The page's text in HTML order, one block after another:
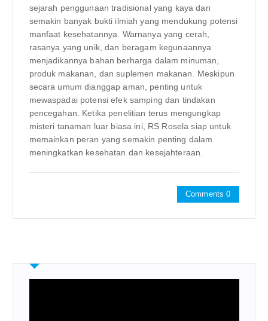
sejarah penggunaan tradisional yang kaya dan
semakin banyak bukti ilmiah yang mendukung potensi
manfaat kesehatannya. Warnanya yang cerah,
rasanya yang unik, dan beragam kegunaannya
menjadikannya bahan berharga dalam minuman,
produk makanan, dan suplemen makanan. Meskipun
secara umum dianggap aman, penting untuk
mewaspadai potensi efek samping dan tindakan
pencegahan. Ketika penelitian terus mengungkap
misteri tanaman luar biasa ini, RS Rosela siap untuk
memainkan peran yang semakin penting dalam
meningkatkan kesehatan dan kesejahteraan.
Comments 0